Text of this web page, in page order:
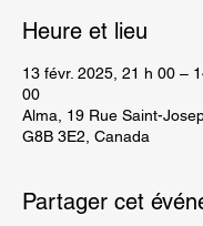
Heure et lieu
13 févr. 2025, 21 h 00 –
00
Alma, 19 Rue Saint-
G8B 3E2, Canada
Partager cet